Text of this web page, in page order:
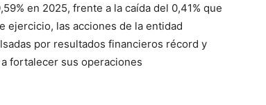
en 2025, frente a la caída del 0,41% que
ejercicio, las acciones de la entidad
por resultados financieros récord y
fortalecer sus operaciones